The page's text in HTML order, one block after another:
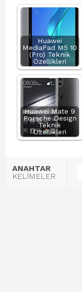
Huawei
MediaPad M5 10
(Pro) Teknik
Özellikleri
Huawei Mate 9
Porsche Design
Teknik
Özellikleri
ANAHTAR
KELİMELER